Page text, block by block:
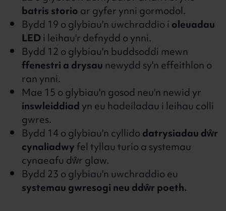
batris storioar gyfer ynni gormodol.
Bydd 19 o glybiau'n uwchraddio ioleuadau
LEDi leihau'r defnydd o ynni.
Bydd 12 o glybiau'n buddsoddi mewn
ffenestri a drysaunewydd sy'n effeithlon o
ran ynni.
Mae 15 o glybiau'n gosod neu'n newid yr
inswleiddiadyn eu hadeiladau i leihau colli
gwres.
Bydd 14 o glybiau'n cyllidodatrysiadau dŵr
cynaliadwyfel tyllau turio a systemau
cynaeafu dŵr glaw.
Bydd 23 o glybiau'n uwchraddio eu
systemau gwresogi neu ddŵr poeth.